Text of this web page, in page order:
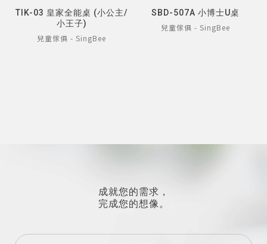
TIK-03 皇家全能桌 (小公主/
小王子)
兒童傢俱 - SingBee
SBD-507A 小博士U桌
兒童傢俱 - SingBee
成就您的需求，
完成您的想像。